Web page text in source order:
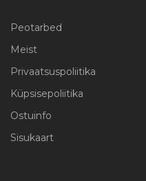
Peotarbed
Meist
Privaatsuspoliitika
Küpsisepoliitika
Ostuinfo
Sisukaart